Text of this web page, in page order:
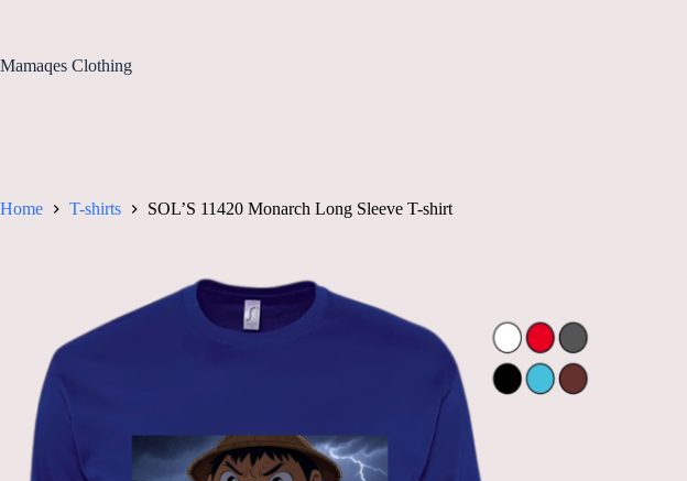
inhoud
Mamaqes Clothing
Home T-shirts SOL’S 11420 Monarch Long Sleeve T-shirt